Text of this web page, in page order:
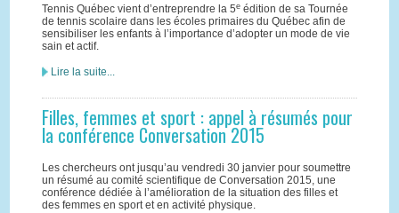
Tennis Québec vient d’entreprendre la 5eédition de sa Tournée
de tennis scolaire dans les écoles primaires du Québec afin de
sensibiliser les enfants à l’importance d’adopter un mode de vie
sain et actif.
Lire la suite...
Filles, femmes et sport : appel à résumés pour
la conférence Conversation 2015
Les chercheurs ont jusqu’au vendredi 30 janvier pour soumettre
un résumé au comité scientifique de Conversation 2015, une
conférence dédiée à l’amélioration de la situation des filles et
des femmes en sport et en activité physique.